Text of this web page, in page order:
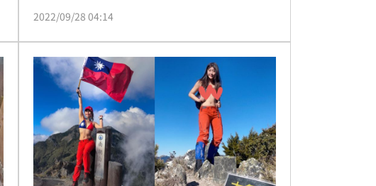
國，並不時透過社群更新近況，昨（27）日石頭
焦點，掀起熱議。
2022/09/28 04:14